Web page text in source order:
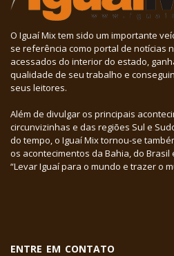
O Iguaí Mix tem sido um importante
se referência como portal de notícias
acessados do interior do estado,
qualidade de seu trabalho e
seus leitores.
Além de divulgar os principais
circunvizinhas e das regiões Sul e
do tempo, o Iguaí Mix tornou-se
os acontecimentos da Bahia, do
“Levar Iguaí para o mundo e trazer o
ENTRE EM CONTATO